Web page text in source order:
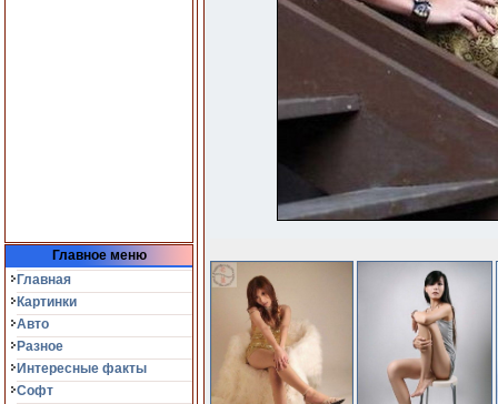
Главное меню
Главная
Картинки
Авто
Разное
Интересные факты
Софт